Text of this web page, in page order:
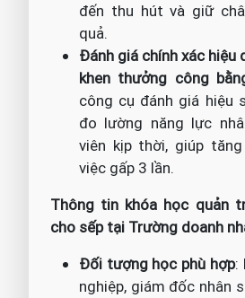
đến thu hút và giữ
quả.
Đánh giá chính xác hiệu
khen thưởng công
công cụ đánh giá hiệu
đo lường năng lực
viên kịp thời, giúp
việc gấp 3 lần.
Thông tin khóa học quản
cho sếp tại Trường doanh
Đối tượng học phù hợp:
nghiệp, giám đốc nhân